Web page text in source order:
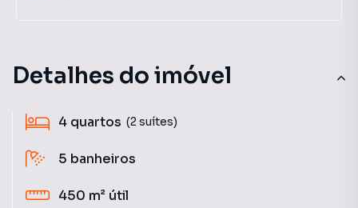
Detalhes do imóvel
4 quartos (2 suítes)
5 banheiros
450 m² útil